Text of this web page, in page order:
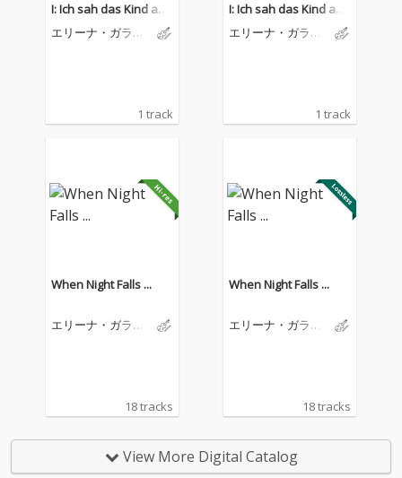
I: Ich sah das Kind an
seiner Mutter Brust (Li
エリーナ・ガラン
1 track
I: Ich sah das Kind an
seiner Mutter Brust (Li
ve)
エリーナ・ガラン
1 track
When Night Falls ...
エリーナ・ガラン
18 tracks
When Night Falls ...
エリーナ・ガラン
18 tracks
View More Digital Catalog